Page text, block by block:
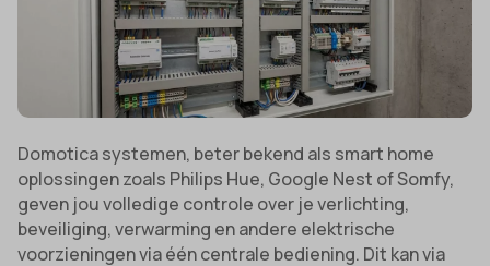
Domotica systemen, beter bekend als smart home
oplossingen zoals Philips Hue, Google Nest of Somfy,
geven jou volledige controle over je verlichting,
beveiliging, verwarming en andere elektrische
voorzieningen via één centrale bediening. Dit kan via